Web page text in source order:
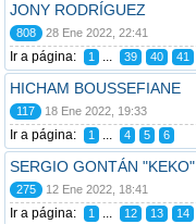
JONY RODRÍGUEZ
808 28 Ene 2022, 22:41
Ir a página: 1 ... 39 40 41
HICHAM BOUSSEFIANE
117 18 Ene 2022, 19:33
Ir a página: 1 ... 4 5 6
SERGIO GONTÁN "KEKO"
275 12 Ene 2022, 18:41
Ir a página: 1 ... 12 13 14